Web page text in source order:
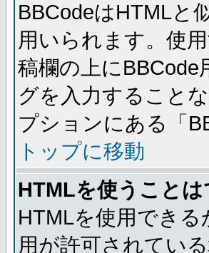
BBCodeはHTMLと
用いられます。使
稿欄の上に
グを入力すること
プションにある「
トップに移動
HTMLを使うこと
HTMLを使用でき
用が許可されてい